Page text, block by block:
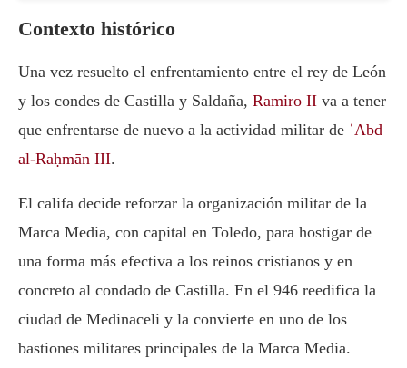
Contexto histórico
Una vez resuelto el enfrentamiento entre el rey de León
y los condes de Castilla y Saldaña, Ramiro II va a tener
que enfrentarse de nuevo a la actividad militar de ʿAbd
al-Raḥmān III.
El califa decide reforzar la organización militar de la
Marca Media, con capital en Toledo, para hostigar de
una forma más efectiva a los reinos cristianos y en
concreto al condado de Castilla. En el 946 reedifica la
ciudad de Medinaceli y la convierte en uno de los
bastiones militares principales de la Marca Media.